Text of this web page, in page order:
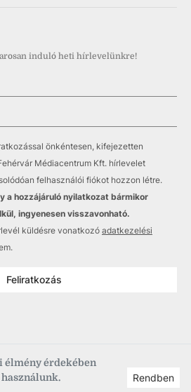
élmény érdekében
Rendben
induló heti hírlevelünkre!
önkéntesen, kifejezetten
Médiacentrum Kft. hírlevelet
felhasználói fiókot hozzon létre.
a hozzájáruló nyilatkozat bármikor
ingyenesen visszavonható.
küldésre vonatkozó adatkezelési
Feliratkozás
Médiacentrum, fmc.hu